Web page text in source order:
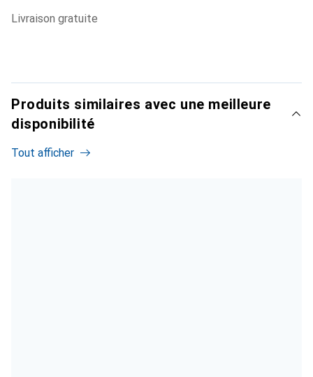
livraison gratuite
Produits similaires avec une meilleure
disponibilité
Tout afficher